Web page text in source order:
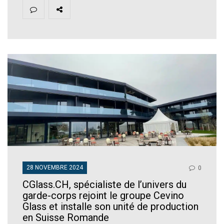
28 NOVEMBRE 2024 0
CGlass.CH, spécialiste de l’univers du
garde-corps rejoint le groupe Cevino
Glass et installe son unité de production
en Suisse Romande